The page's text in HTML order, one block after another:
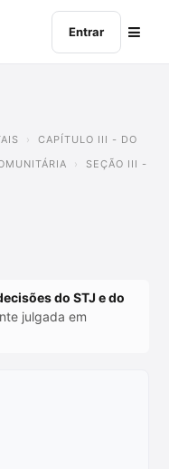
Entrar
CAPÍTULO III - DO
SEÇÃO III -
do STJ e do
julgada em